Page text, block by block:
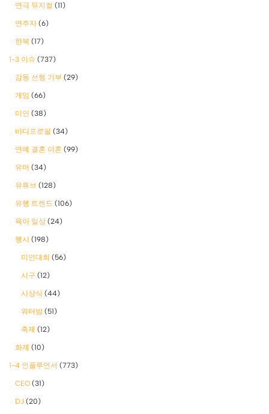
연극 뮤지컬 (11)
연주자 (6)
한복 (17)
1-3 이슈 (737)
감동 선행 기부 (29)
게임 (66)
미인 (38)
바디프로필 (34)
연예 결혼 이혼 (99)
유머 (34)
유튜브 (128)
유행 트렌드 (106)
육아 일상 (24)
행사 (198)
미인대회 (56)
시구 (12)
시상식 (44)
워터밤 (51)
축제 (12)
화제 (10)
1-4 인플루언서 (773)
CEO (31)
DJ (20)